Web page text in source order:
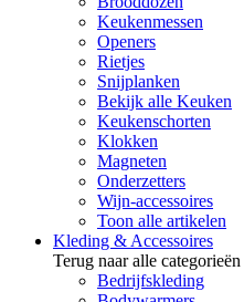
Keukenmessen
Openers
Rietjes
Snijplanken
Bekijk alle Keuken
Keukenschorten
Klokken
Magneten
Onderzetters
Wijn-accessoires
Toon alle artikelen
Kleding & Accessoires
Terug naar alle categorieën
Bedrijfskleding